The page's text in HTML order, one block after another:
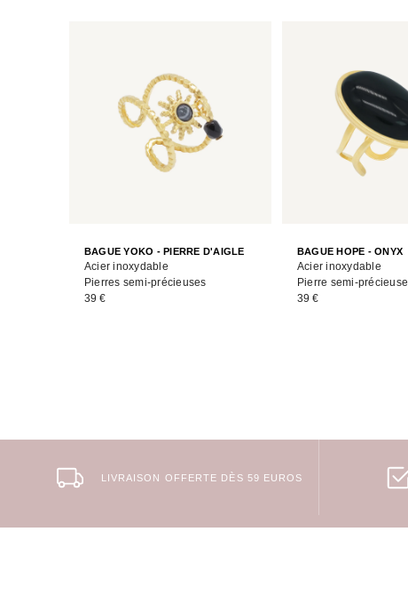
BAGUE YOKO - PIERRE D'AIGLE
Acier inoxydable
Pierres semi-précieuses
39 €
BAGUE HOPE - ONYX
Acier inoxydable
Pierre semi-précieuse
39 €
LIVRAISON OFFERTE DÈS 59 EUROS